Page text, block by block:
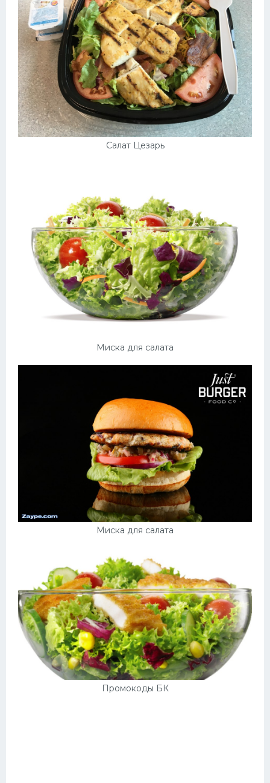
Салат Цезарь
Миска для салата
Миска для салата
Промокоды БК